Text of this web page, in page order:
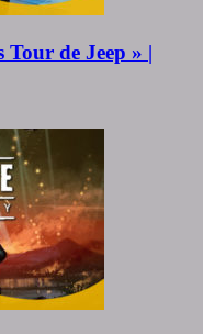
Tour de Jeep » |